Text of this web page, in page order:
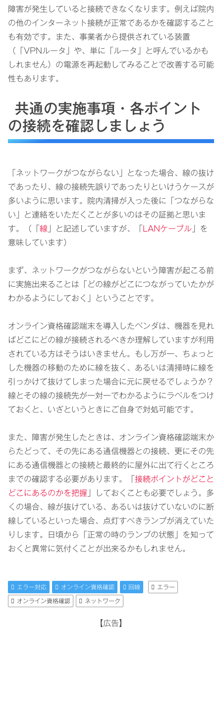
障害が発生していると接続できなくなります。例えば院内
の他のインターネット接続が正常であるかを確認すること
も有効です。また、事業者から提供されている装置
（「VPNルータ」や、単に「ルータ」と呼んでいるかも
しれません）の電源を再起動してみることで改善する可能
性もあります。
共通の実施事項・各ポイント
の接続を確認しましょう
「ネットワークがつながらない」となった場合、線の抜け
であったり、線の接続先誤りであったりといけうケースが
多いように思います。院内清掃が入った後に「つながらな
い」と連絡をいただくことが多いのはその証拠と思いま
す。（「 線 」と記述していますが、「 LANケーブル 」を
意味しています）
まず、ネットワークがつながらないという障害が起こる前
に実施出来ることは「どの線がどこにつながっていたかが
わかるようにしておく」ということです。
オンライン資格確認端末を導入したベンダは、機器を見れ
ばどこにどの線が接続されるべきか理解していますが利用
されている方はそうはいきません。もし万が一、ちょっと
した機器の移動のために線を抜く、あるいは清掃時に線を
引っかけて抜けてしまった場合に元に戻せるでしょうか？
線とその線の接続先が一対一でわかるようにラベルをつけ
ておくと、いざというときにご自身で対処可能です。
また、障害が発生したときは、オンライン資格確認端末か
らたどって、その先にある通信機器との接続、更にその先
にある通信機器との接続と最終的に屋外に出て行くところ
までの確認する必要があります。「 接続ポイントがどこと
どこにあるのかを把握 」しておくことも必要でしょう。多
くの場合、線が抜けている、あるいは抜けていないのに断
線しているといった場合、点灯すべきランプが消えていた
りします。日頃から「正常の時のランプの状態」を知って
おくと異常に気付くことが出来るかもしれません。
エラー対応 オンライン資格確認 回線 エラー
オンライン資格確認 ネットワーク
【広告】